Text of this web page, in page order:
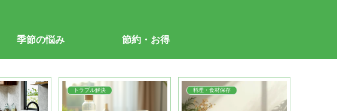
季節の悩み 節約・お得
トラブル解決 料理・食材保存